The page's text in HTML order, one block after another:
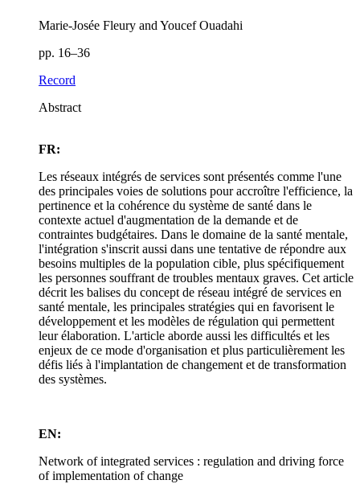
Marie-Josée Fleury and Youcef Ouadahi
pp. 16–36
Record
Abstract
FR:
Les réseaux intégrés de services sont présentés comme l'une
des principales voies de solutions pour accroître l'efficience, la
pertinence et la cohérence du système de santé dans le
contexte actuel d'augmentation de la demande et de
contraintes budgétaires. Dans le domaine de la santé mentale,
l'intégration s'inscrit aussi dans une tentative de répondre aux
besoins multiples de la population cible, plus spécifiquement
les personnes souffrant de troubles mentaux graves. Cet article
décrit les balises du concept de réseau intégré de services en
santé mentale, les principales stratégies qui en favorisent le
développement et les modèles de régulation qui permettent
leur élaboration. L'article aborde aussi les difficultés et les
enjeux de ce mode d'organisation et plus particulièrement les
défis liés à l'implantation de changement et de transformation
des systèmes.
EN:
Network of integrated services : regulation and driving force
of implementation of change